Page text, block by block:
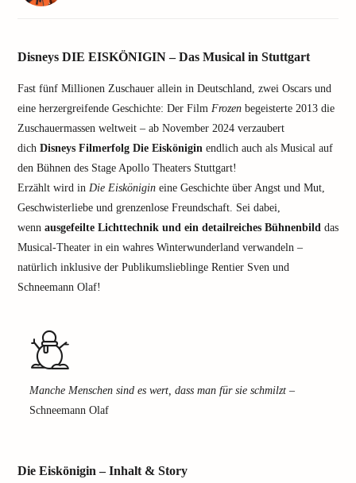
Disneys DIE EISKÖNIGIN – Das Musical in Stuttgart
Fast fünf Millionen Zuschauer allein in Deutschland, zwei Oscars und
eine herzergreifende Geschichte: Der Film Frozen begeisterte 2013 die
Zuschauermassen weltweit – ab November 2024 verzaubert
dich Disneys Filmerfolg Die Eiskönigin endlich auch als Musical auf
den Bühnen des Stage Apollo Theaters Stuttgart!
Erzählt wird in Die Eiskönigin eine Geschichte über Angst und Mut,
Geschwisterliebe und grenzenlose Freundschaft. Sei dabei,
wenn ausgefeilte Lichttechnik und ein detailreiches Bühnenbild das
Musical-Theater in ein wahres Winterwunderland verwandeln –
natürlich inklusive der Publikumslieblinge Rentier Sven und
Schneemann Olaf!
Manche Menschen sind es wert, dass man für sie schmilzt –
Schneemann Olaf
Die Eiskönigin – Inhalt & Story